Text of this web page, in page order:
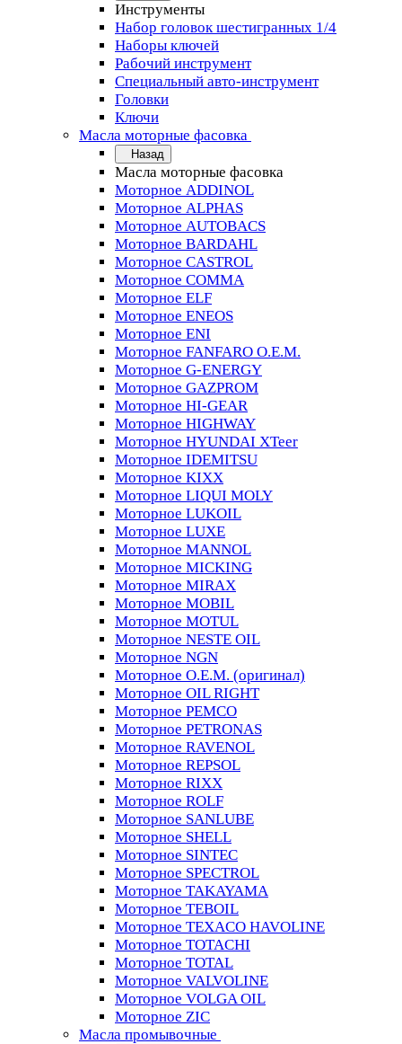
Инструменты
Набор головок шестигранных 1/4
Наборы ключей
Рабочий инструмент
Специальный авто-инструмент
Головки
Ключи
Масла моторные фасовка
Назад
Масла моторные фасовка
Моторное ADDINOL
Моторное ALPHAS
Моторное AUTOBACS
Моторное BARDAHL
Моторное CASTROL
Моторное COMMA
Моторное ELF
Моторное ENEOS
Моторное ENI
Моторное FANFARO O.E.M.
Моторное G-ENERGY
Моторное GAZPROM
Моторное HI-GEAR
Моторное HIGHWAY
Моторное HYUNDAI XTeer
Моторное IDEMITSU
Моторное KIXX
Моторное LIQUI MOLY
Моторное LUKOIL
Моторное LUXE
Моторное MANNOL
Моторное MICKING
Моторное MIRAX
Моторное MOBIL
Моторное MOTUL
Моторное NESTE OIL
Моторное NGN
Моторное O.E.M. (оригинал)
Моторное OIL RIGHT
Моторное PEMCO
Моторное PETRONAS
Моторное RAVENOL
Моторное REPSOL
Моторное RIXX
Моторное ROLF
Моторное SANLUBE
Моторное SHELL
Моторное SINTEC
Моторное SPECTROL
Моторное TAKAYAMA
Моторное TEBOIL
Моторное TEXACO HAVOLINE
Моторное TOTACHI
Моторное TOTAL
Моторное VALVOLINE
Моторное VOLGA OIL
Моторное ZIC
Масла промывочные